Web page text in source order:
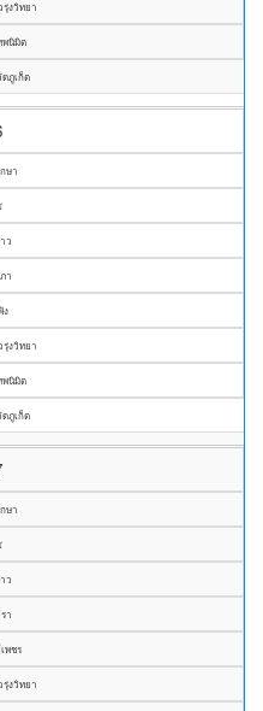
รุ่งวิทยา
พนิมิต
ภูเก็ต
ษา
ว
า
ง
รุ่งวิทยา
พนิมิต
ภูเก็ต
ษา
ว
า
พชร
รุ่งวิทยา